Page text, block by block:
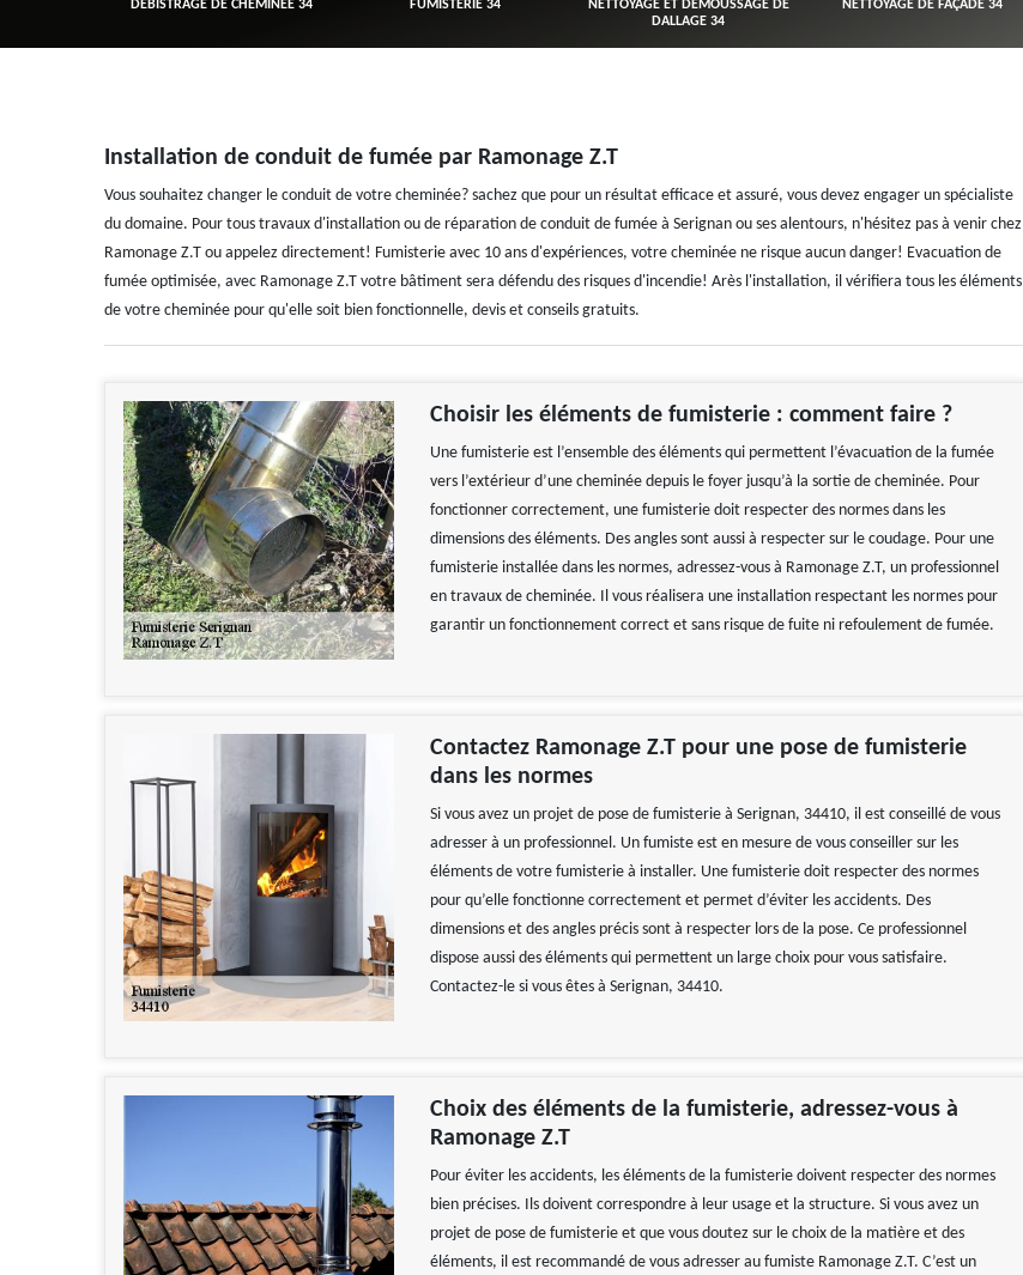
DÉBISTRAGE DE CHEMINÉE 34 FUMISTERIE 34
NETTOYAGE ET DÉMOUSSAGE DE
DALLAGE 34
NETTOYAGE DE FAÇADE 34
Installation de conduit de fumée par Ramonage Z.T
Vous souhaitez changer le conduit de votre cheminée? sachez que pour un résultat efficace et assuré, vous devez engager un spécialiste
du domaine. Pour tous travaux d'installation ou de réparation de conduit de fumée à Serignan ou ses alentours, n'hésitez pas à venir chez
Ramonage Z.T ou appelez directement! Fumisterie avec 10 ans d'expériences, votre cheminée ne risque aucun danger! Evacuation de
fumée optimisée, avec Ramonage Z.T votre bâtiment sera défendu des risques d'incendie! Arès l'installation, il vérifiera tous les éléments
de votre cheminée pour qu'elle soit bien fonctionnelle, devis et conseils gratuits.
Choisir les éléments de fumisterie : comment faire ?
Une fumisterie est l’ensemble des éléments qui permettent l’évacuation de la fumée
vers l’extérieur d’une cheminée depuis le foyer jusqu’à la sortie de cheminée. Pour
fonctionner correctement, une fumisterie doit respecter des normes dans les
dimensions des éléments. Des angles sont aussi à respecter sur le coudage. Pour une
fumisterie installée dans les normes, adressez-vous à Ramonage Z.T, un professionnel
en travaux de cheminée. Il vous réalisera une installation respectant les normes pour
garantir un fonctionnement correct et sans risque de fuite ni refoulement de fumée.
Contactez Ramonage Z.T pour une pose de fumisterie
dans les normes
Si vous avez un projet de pose de fumisterie à Serignan, 34410, il est conseillé de vous
adresser à un professionnel. Un fumiste est en mesure de vous conseiller sur les
éléments de votre fumisterie à installer. Une fumisterie doit respecter des normes
pour qu’elle fonctionne correctement et permet d’éviter les accidents. Des
dimensions et des angles précis sont à respecter lors de la pose. Ce professionnel
dispose aussi des éléments qui permettent un large choix pour vous satisfaire.
Contactez-le si vous êtes à Serignan, 34410.
Choix des éléments de la fumisterie, adressez-vous à
Ramonage Z.T
Pour éviter les accidents, les éléments de la fumisterie doivent respecter des normes
bien précises. Ils doivent correspondre à leur usage et la structure. Si vous avez un
projet de pose de fumisterie et que vous doutez sur le choix de la matière et des
éléments, il est recommandé de vous adresser au fumiste Ramonage Z.T. C’est un